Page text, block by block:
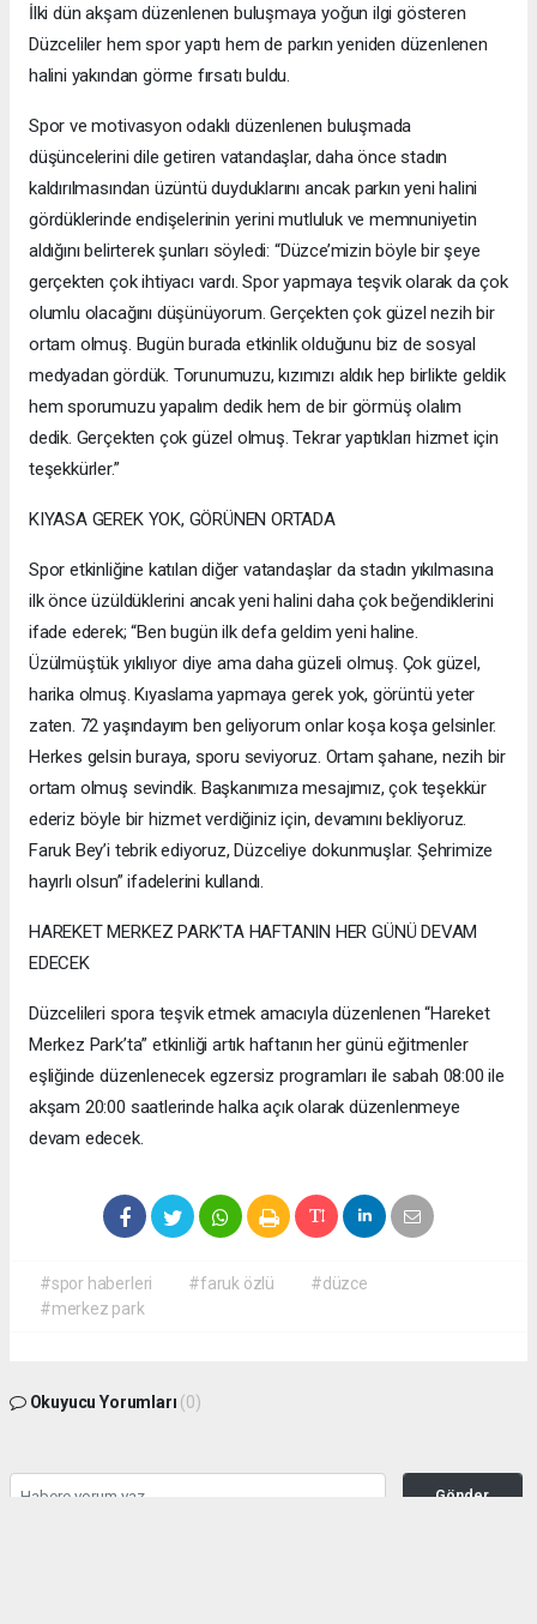
İlki dün akşam düzenlenen buluşmaya yoğun ilgi gösteren
Düzceliler hem spor yaptı hem de parkın yeniden düzenlenen
halini yakından görme fırsatı buldu.
Spor ve motivasyon odaklı düzenlenen buluşmada
düşüncelerini dile getiren vatandaşlar, daha önce stadın
kaldırılmasından üzüntü duyduklarını ancak parkın yeni halini
gördüklerinde endişelerinin yerini mutluluk ve memnuniyetin
aldığını belirterek şunları söyledi: “Düzce’mizin böyle bir şeye
gerçekten çok ihtiyacı vardı. Spor yapmaya teşvik olarak da çok
olumlu olacağını düşünüyorum. Gerçekten çok güzel nezih bir
ortam olmuş. Bugün burada etkinlik olduğunu biz de sosyal
medyadan gördük. Torunumuzu, kızımızı aldık hep birlikte geldik
hem sporumuzu yapalım dedik hem de bir görmüş olalım
dedik. Gerçekten çok güzel olmuş. Tekrar yaptıkları hizmet için
teşekkürler.”
KIYASA GEREK YOK, GÖRÜNEN ORTADA
Spor etkinliğine katılan diğer vatandaşlar da stadın yıkılmasına
ilk önce üzüldüklerini ancak yeni halini daha çok beğendiklerini
ifade ederek; “Ben bugün ilk defa geldim yeni haline.
Üzülmüştük yıkılıyor diye ama daha güzeli olmuş. Çok güzel,
harika olmuş. Kıyaslama yapmaya gerek yok, görüntü yeter
zaten. 72 yaşındayım ben geliyorum onlar koşa koşa gelsinler.
Herkes gelsin buraya, sporu seviyoruz. Ortam şahane, nezih bir
ortam olmuş sevindik. Başkanımıza mesajımız, çok teşekkür
ederiz böyle bir hizmet verdiğiniz için, devamını bekliyoruz.
Faruk Bey’i tebrik ediyoruz, Düzceliye dokunmuşlar. Şehrimize
hayırlı olsun” ifadelerini kullandı.
HAREKET MERKEZ PARK’TA HAFTANIN HER GÜNÜ DEVAM
EDECEK
Düzcelileri spora teşvik etmek amacıyla düzenlenen “Hareket
Merkez Park’ta” etkinliği artık haftanın her günü eğitmenler
eşliğinde düzenlenecek egzersiz programları ile sabah 08:00 ile
akşam 20:00 saatlerinde halka açık olarak düzenlenmeye
devam edecek.
#spor haberleri #faruk özlü
#düzce
#merkez park
Okuyucu Yorumları (0)
Gönder